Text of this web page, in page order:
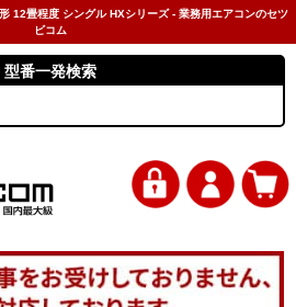
12畳程度 シングル HXシリーズ - 業務用エアコンのセツ
ビコム
型番一発検索